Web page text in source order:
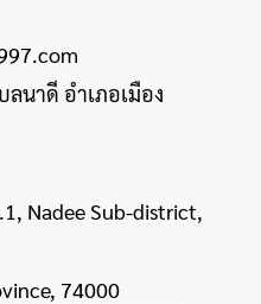
นาดี อำเภอเมือง
Sub-district,
74000